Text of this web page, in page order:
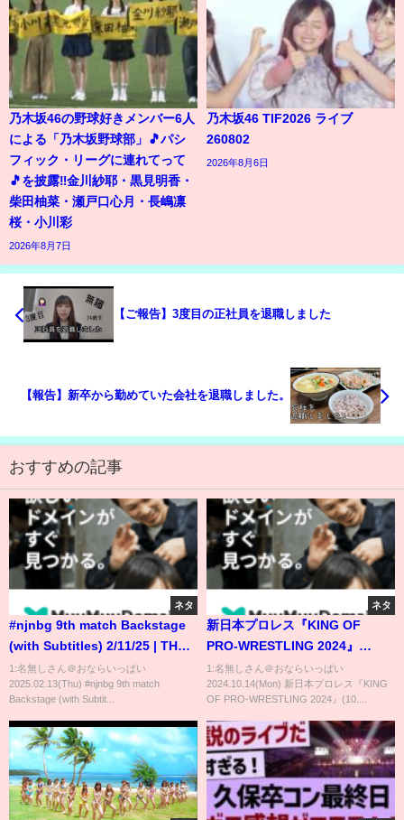
乃木坂46の野球好きメンバー6人
による「乃木坂野球部」🎵パシ
フィック・リーグに連れてって
🎵を披露‼️金川紗耶・黒見明香・
柴田柚菜・瀬戸口心月・長嶋凛
桜・小川彩
2026年8月7日
乃木坂46 TIF2026 ライブ
260802
2026年8月6日
【ご報告】3度目の正社員を退職しました
【報告】新卒から勤めていた会社を退職しました。
おすすめの記事
ネタ
#njnbg 9th match Backstage
(with Subtitles) 2/11/25 | THE
NEW BEGINNING in OSAKA 第
9試合 Backstage
1:名無しさん＠おならいっぱい
2025.02.13(Thu) #njnbg 9th match
Backstage (with Subtit...
ネタ
新日本プロレス『KING OF
PRO-WRESTLING 2024』
(10.14) ハイライト #shorts
1:名無しさん＠おならいっぱい
2024.10.14(Mon) 新日本プロレス『KING
OF PRO-WRESTLING 2024』(10....